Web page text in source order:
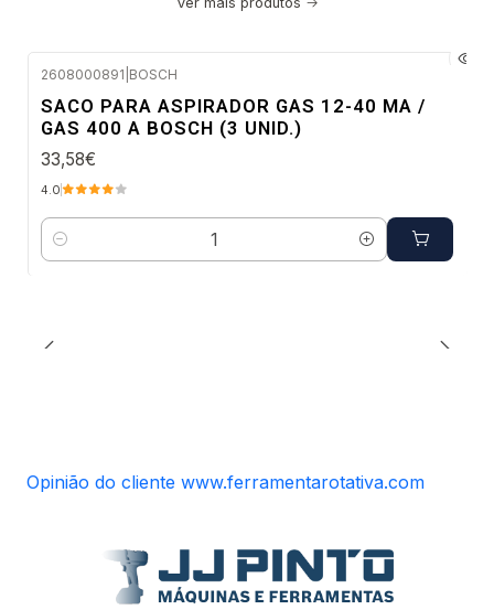
2608000891 BOSCH
SACO PARA ASPIRADOR GAS 12-40 MA /
GAS 400 A BOSCH (3 UNID.)
33,58€
4.0
Quantidade
Opinião do cliente www.ferramentarotativa.com